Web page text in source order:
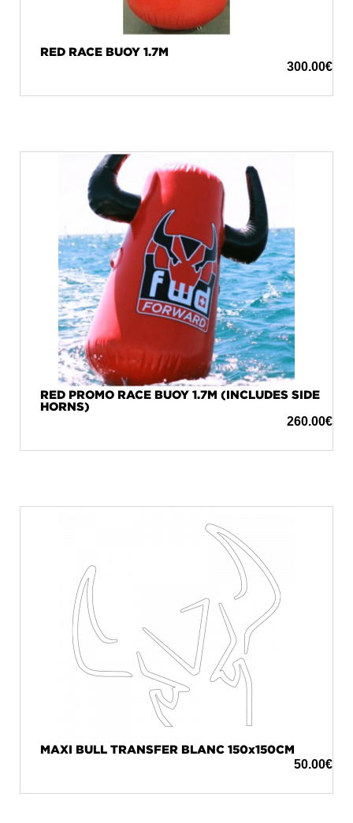
RED RACE BUOY 1.7M
300.00€
RED PROMO RACE BUOY 1.7M (INCLUDES SIDE
HORNS)
260.00€
MAXI BULL TRANSFER BLANC 150x150CM
50.00€